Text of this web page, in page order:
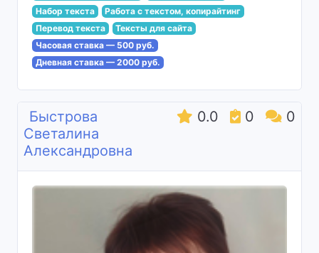
Набор текста
Работа с текстом, копирайтинг
Перевод текста
Тексты для сайта
Часовая ставка — 500 руб.
Дневная ставка — 2000 руб.
0.0 0 0
Быстрова
Светалина
Александровна